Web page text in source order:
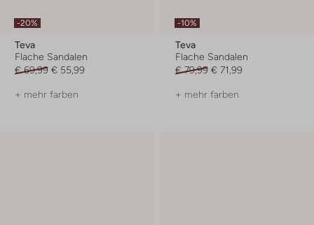
-20%
Teva
Flache Sandalen
€ 69,99 € 55,99
+ mehr farben
-10%
Teva
Flache Sandalen
€ 79,99 € 71,99
+ mehr farben